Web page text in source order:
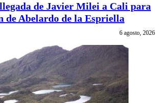
de Javier Milei a Cali para
de Abelardo de la Espriella
6 agosto, 2026